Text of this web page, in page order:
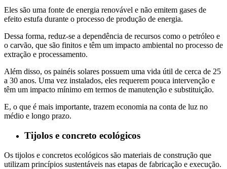
Eles são uma fonte de energia renovável e não emitem gases de
efeito estufa durante o processo de produção de energia.
Dessa forma, reduz-se a dependência de recursos como o petróleo e
o carvão, que são finitos e têm um impacto ambiental no processo de
extração e processamento.
Além disso, os painéis solares possuem uma vida útil de cerca de 25
a 30 anos. Uma vez instalados, eles requerem pouca intervenção e
têm um impacto mínimo em termos de manutenção e substituição.
E, o que é mais importante, trazem economia na conta de luz no
médio e longo prazo.
Tijolos e concreto ecológicos
Os tijolos e concretos ecológicos são materiais de construção que
utilizam princípios sustentáveis nas etapas de fabricação e execução.